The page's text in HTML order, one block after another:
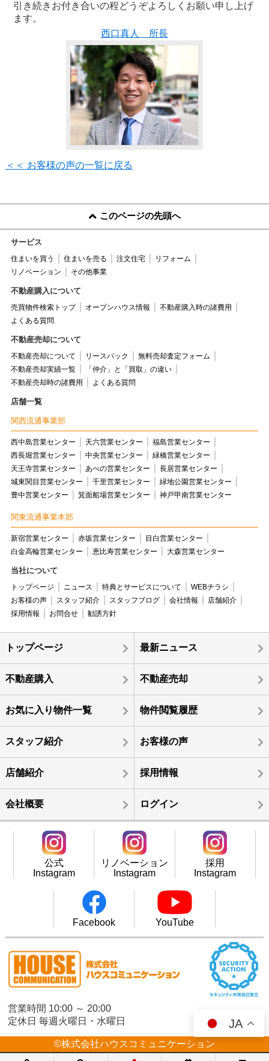
引き続きお付き合いの程どうぞよろしくお願い申し上げ
ます。
西口真人 所長
＜＜ お客様の声の一覧に戻る
このページの先頭へ
サービス
住まいを買う 住まいを売る 注文住宅
リフォーム
リノベーション
その他事業
不動産購入について
売買物件検索トップ オープンハウス情報
不動産購入時の諸費用
よくある質問
不動産売却について
不動産売却について リースバック
無料売却査定フォーム
不動産売却実績一覧
「仲介」と「買取」の違い
不動産売却時の諸費用
よくある質問
店舗一覧
関西流通事業部
西中島営業センター 天六営業センター
福島営業センター
西長堀営業センター
中央営業センター
緑橋営業センター
天王寺営業センター
あべの営業センター
長居営業センター
城東関目営業センター
千里営業センター
緑地公園営業センター
豊中営業センター
箕面船場営業センター 神戸甲南営業センター
関東流通事業本部
新宿営業センター 赤坂営業センター
目白営業センター
白金高輪営業センター
恵比寿営業センター 大森営業センター
当社について
トップページ ニュース 特典とサービスについて
WEBチラシ
お客様の声
スタッフ紹介 スタッフブログ 会社情報
店舗紹介
採用情報
お問合せ 勧誘方針
トップページ 最新ニュース
不動産購入 不動産売却
お気に入り物件一覧 物件閲覧履歴
スタッフ紹介 お客様の声
店舗紹介 採用情報
会社概要 ログイン
公式
Instagram
リノベーション
Instagram
採用
Instagram
Facebook YouTube
営業時間 10:00 ～ 20:00
定休日 毎週火曜日・水曜日
©株式会社ハウスコミュニケーション
JA